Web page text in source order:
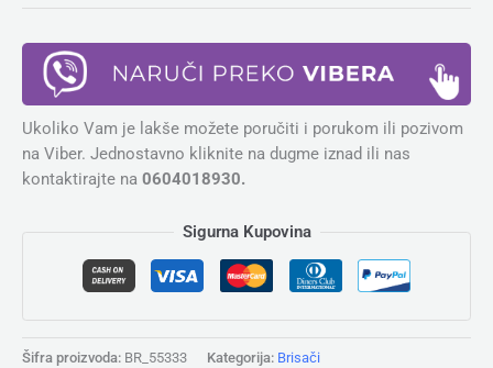
Ukoliko Vam je lakše možete poručiti i porukom ili pozivom
na Viber. Jednostavno kliknite na dugme iznad ili nas
kontaktirajte na 0604018930.
Sigurna Kupovina
Šifra proizvoda: BR_55333 Kategorija: Brisači